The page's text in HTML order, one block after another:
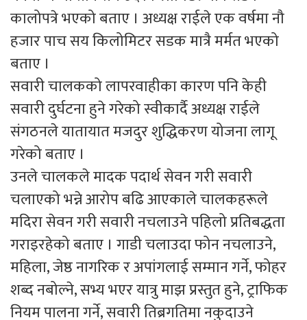
कालोपत्रे भएको बताए । अध्यक्ष राईले एक वर्षमा नौ
हजार पाच सय किलोमिटर सडक मात्रै मर्मत भएको
बताए ।
सवारी चालकको लापरवाहीका कारण पनि केही
सवारी दुर्घटना हुने गरेको स्वीकार्दै अध्यक्ष राईले
संगठनले यातायात मजदुर शुद्धिकरण योजना लागू
गरेको बताए ।
उनले चालकले मादक पदार्थ सेवन गरी सवारी
चलाएको भन्ने आरोप बढि आएकाले चालकहरूले
मदिरा सेवन गरी सवारी नचलाउने पहिलो प्रतिबद्धता
गराइरहेको बताए । गाडी चलाउदा फोन नचलाउने,
महिला, जेष्ठ नागरिक र अपांगलाई सम्मान गर्ने, फोहर
शब्द नबोल्ने, सभ्य भएर यात्रु माझ प्रस्तुत हुने, ट्राफिक
नियम पालना गर्ने, सवारी तिब्रगतिमा नकुदाउने